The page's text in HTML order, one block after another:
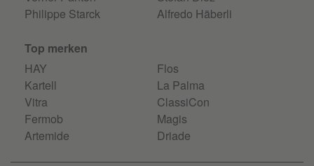
Philippe Starck
Alfredo Häberli
Top merken
HAY
Kartell
Vitra
Fermob
Artemide
Flos
La Palma
ClassiCon
Magis
Driade